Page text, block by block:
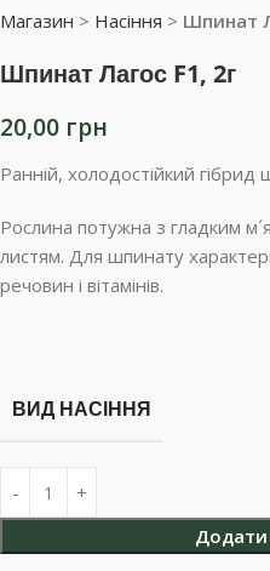
Магазин > Насіння > Шпинат
Шпинат Лагос F1, 2г
20,00 грн
Ранній, холодостійкий гібрид
Рослина потужна з гладким
листям. Для шпинату
речовин і вітамінів.
ВИД НАСІННЯ